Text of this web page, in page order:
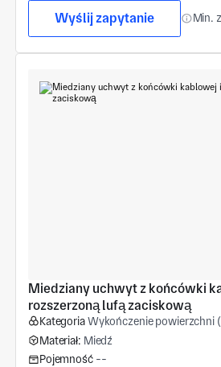
Wyślij zapytanie Min.
Miedziany uchwyt z końcówki
rozszerzoną lufą zaciskową
KategoriaWykończenie powierzchni
Materiał: Miedź
Pojemność --